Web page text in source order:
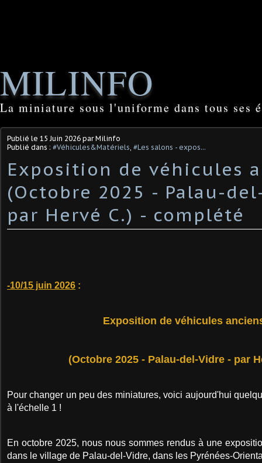
MILINFO
La miniature sous l'uniforme dans tous ses
Publié le 15 Juin 2026 par Milinfo
Publié dans : #Véhicules&Matériels, #Les salons - expos...
Exposition de véhicules
(Octobre 2025 - Palau-
par Hervé C.) ​- complété
-10/15 juin 2026 :
Exposition de véhicules
(Octobre 2025 - Palau-del-Vidre - par
Pour changer un peu des miniatures, voici aujourd'hui
à l'échelle 1 !
En octobre 2025, nous nous sommes rendus à une
dans le village de Palau-del-Vidre, dans les Pyrénées-